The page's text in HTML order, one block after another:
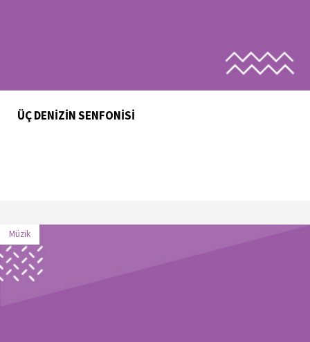
ÜÇ DENİZİN SENFONİSİ
Müzik